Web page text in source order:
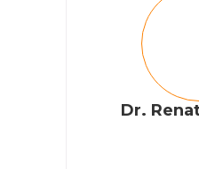
Dr.